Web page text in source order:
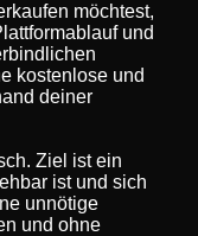
möchtest,
und
kostenlose und
deiner
Ziel ist ein
ist und sich
unnötige
und ohne